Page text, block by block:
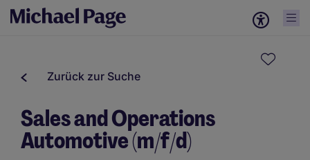
Zurück zur Suche
Sales and Operations
Automotive (m/f/d)